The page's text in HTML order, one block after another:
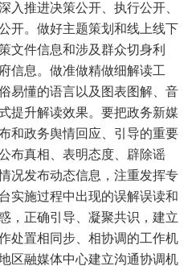
入推进决策公开、执行公开、
开。做好主题策划和线上线下
文件信息和涉及群众切身利
信息。做准做精做细解读工
易懂的语言以及图表图解、音
提升解读效果。要把政务新媒
和政务舆情回应、引导的重要
布真相、表明态度、辟除谣
况发布动态信息，注重发挥专
实施过程中出现的误解误读和
，正确引导、凝聚共识，建立
处置相同步、相协调的工作机
区融媒体中心建立沟通协调机